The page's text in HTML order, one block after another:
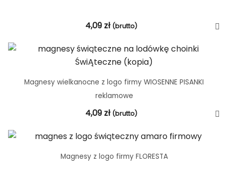
4,09 zł (brutto)
Magnesy wielkanocne z logo firmy WIOSENNE PISANKI
reklamowe
4,09 zł (brutto)
Magnesy z logo firmy FLORESTA